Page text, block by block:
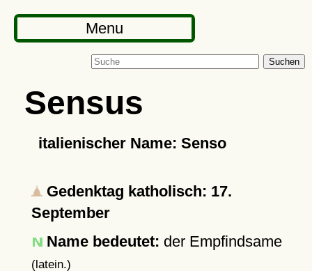
Menu
Suchen
Sensus
italienischer Name: Senso
Gedenktag katholisch: 17.
September
Name bedeutet: der Empfindsame
(latein.)